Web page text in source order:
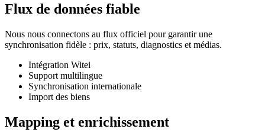
Flux de données fiable
Nous nous connectons au flux officiel pour garantir une
synchronisation fidèle : prix, statuts, diagnostics et médias.
Intégration Witei
Support multilingue
Synchronisation internationale
Import des biens
Mapping et enrichissement